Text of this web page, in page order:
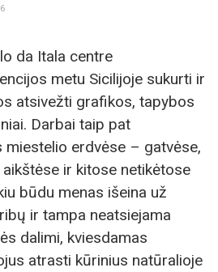
da Itala centre
metu Sicilijoje sukurti ir
atsivežti grafikos, tapybos
Darbai taip pat
miestelio erdvėse – gatvėse,
ir kitose netikėtose
būdu menas išeina už
ir tampa neatsiejama
dalimi, kviesdamas
atrasti kūrinius natūralioje